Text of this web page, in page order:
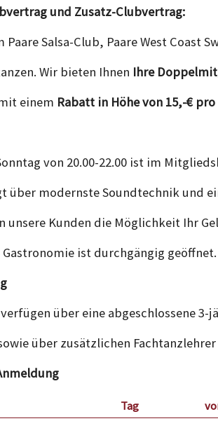
und Zusatz-Clubvertrag:
Paare Salsa-Club, Paare West Coast
Wir bieten Ihnen Ihre
einem Rabatt in Höhe von 15,-€
von 20.00-22.00 ist im
über modernste Soundtechnik und
unsere Kunden die Möglichkeit Ihr
ist durchgängig geöffnet.
über eine abgeschlossene 3-
über zusätzlichen Fachtanzlehrer
Tag